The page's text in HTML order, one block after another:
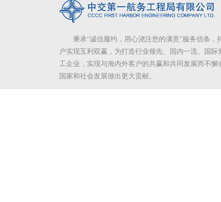
秉承“诚信履约，用心浇注您的满意”服务信条，
户实现互利双赢，为打造行业领先、国内一流、国际
工企业，实现与海内外客户的共赢和共同发展而不懈
国家和社会发展做出更大贡献。